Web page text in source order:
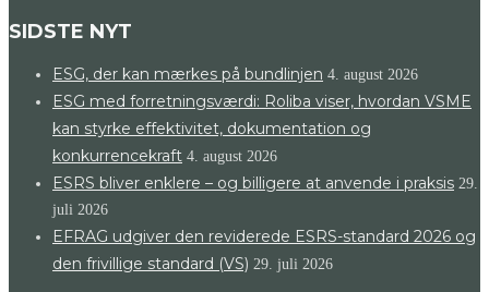
SIDSTE NYT
ESG, der kan mærkes på bundlinjen 4. august 2026
ESG med forretningsværdi: Roliba viser, hvordan VSME
kan styrke effektivitet, dokumentation og
konkurrencekraft 4. august 2026
ESRS bliver enklere – og billigere at anvende i praksis 29.
juli 2026
EFRAG udgiver den reviderede ESRS-standard 2026 og
den frivillige standard (VS) 29. juli 2026